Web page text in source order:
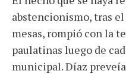
abstencionismo, tras
mesas, rompió con la
paulatinas luego de
municipal. Díaz